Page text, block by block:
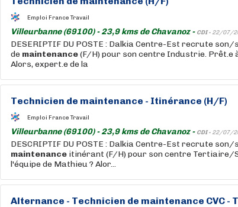
Emploi France Travail
Villeurbanne (69100) - 23,9 kms de Chavanoz - CDI - 22/07/
DESERIPTIF DU POSTE : Dalkia Centre-Est recrute
de maintenance(F/H) pour son centre Industrie. Prêt.e
Alors, expert.e de la
Technicien de maintenance - Itinérance (H/F)
Emploi France Travail
Villeurbanne (69100) - 23,9 kms de Chavanoz - CDI - 22/07/
DESCRIPTIF DU POSTE : Dalkia Centre-Est recrute
maintenance itinérant (F/H) pour son centre Tertiaire/
l'équipe de Mathieu ? Alor...
Alternance - Technicien de maintenance CVC -